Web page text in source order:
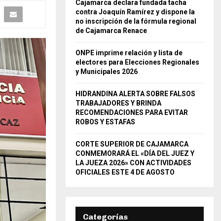
Cajamarca declara fundada tacha
contra Joaquín Ramírez y dispone la
no inscripción de la fórmula regional
de Cajamarca Renace
ONPE imprime relación y lista de
electores para Elecciones Regionales
y Municipales 2026
HIDRANDINA ALERTA SOBRE FALSOS
TRABAJADORES Y BRINDA
RECOMENDACIONES PARA EVITAR
ROBOS Y ESTAFAS
CORTE SUPERIOR DE CAJAMARCA
CONMEMORARÁ EL «DÍA DEL JUEZ Y
LA JUEZA 2026» CON ACTIVIDADES
OFICIALES ESTE 4 DE AGOSTO
Categorías